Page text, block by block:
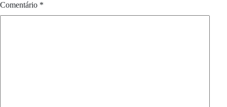
Comentário *